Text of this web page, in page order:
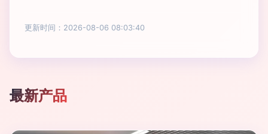
更新时间：2026-08-06 08:03:40
最新产品